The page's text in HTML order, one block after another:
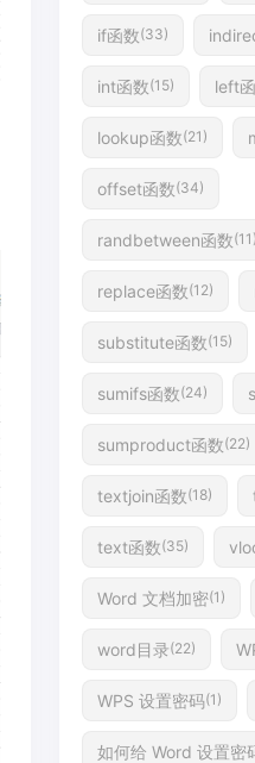
if函数(33)
int函数(15) left
lookup函数(21)
offset函数(34)
randbetween函数(11)
replace函数(12)
substitute函数(15)
sumifs函数(24)
sumproduct函数(22)
textjoin函数(18)
text函数(35)
Word 文档加密(1)
word目录(22)
WPS 设置密码(1)
如何给 Word 设置密